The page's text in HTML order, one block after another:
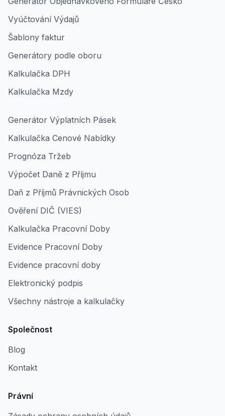
Vyúčtování Výdajů
Šablony faktur
Generátory podle oboru
Kalkulačka DPH
Kalkulačka Mzdy
Generátor Výplatních Pásek
Kalkulačka Cenové Nabídky
Prognóza Tržeb
Výpočet Daně z Příjmu
Daň z Příjmů Právnických Osob
Ověření DIČ (VIES)
Kalkulačka Pracovní Doby
Evidence Pracovní Doby
Evidence pracovní doby
Elektronický podpis
Všechny nástroje a kalkulačky
Společnost
Blog
Kontakt
Právní